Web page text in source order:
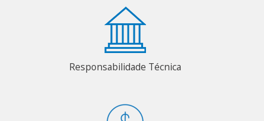
Responsabilidade Técnica